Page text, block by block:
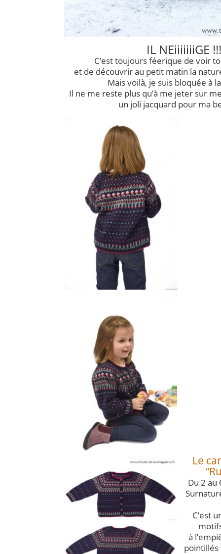
IL NEiiiiiiiGE !!!
C’est toujours féerique de voir
et de découvrir au petit matin la
Mais voilà, je suis bloquée à
Il ne me reste plus qu’à me jeter sur
un joli jacquard pour ma
Le
Du 2 au
C’est
à